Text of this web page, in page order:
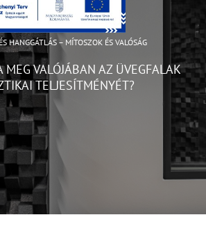
HANGGÁTLÁS – MÍTOSZOK ÉS VALÓSÁG
VALÓJÁBAN AZ ÜVEGFALAK
TELJESÍTMÉNYÉT?